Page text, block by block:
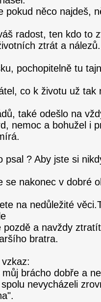
pokud něco najdeš,
radost, ten kdo to
ztrát a nálezů.
pochopitelně tu
co k životu už tak
také odešlo na
nemoc a bohužel i
psal ? Aby jste si
se nakonec v dobré
na nedůležité
pozdě a navždy
bratra.
brácho dobře a
nevycházeli